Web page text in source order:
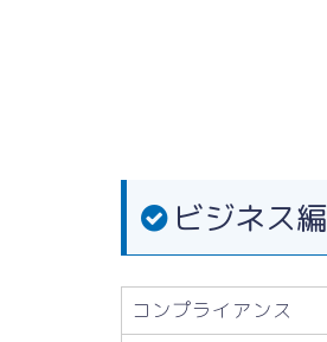
ビジネス編
コンプライアンス